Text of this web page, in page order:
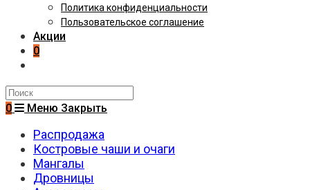
Политика конфиденциальности
Пользовательское соглашение
Акции
0
Поиск
на
0 Меню Закрыть
Распродажа
Костровые чаши и очаги
Мангалы
Дровницы